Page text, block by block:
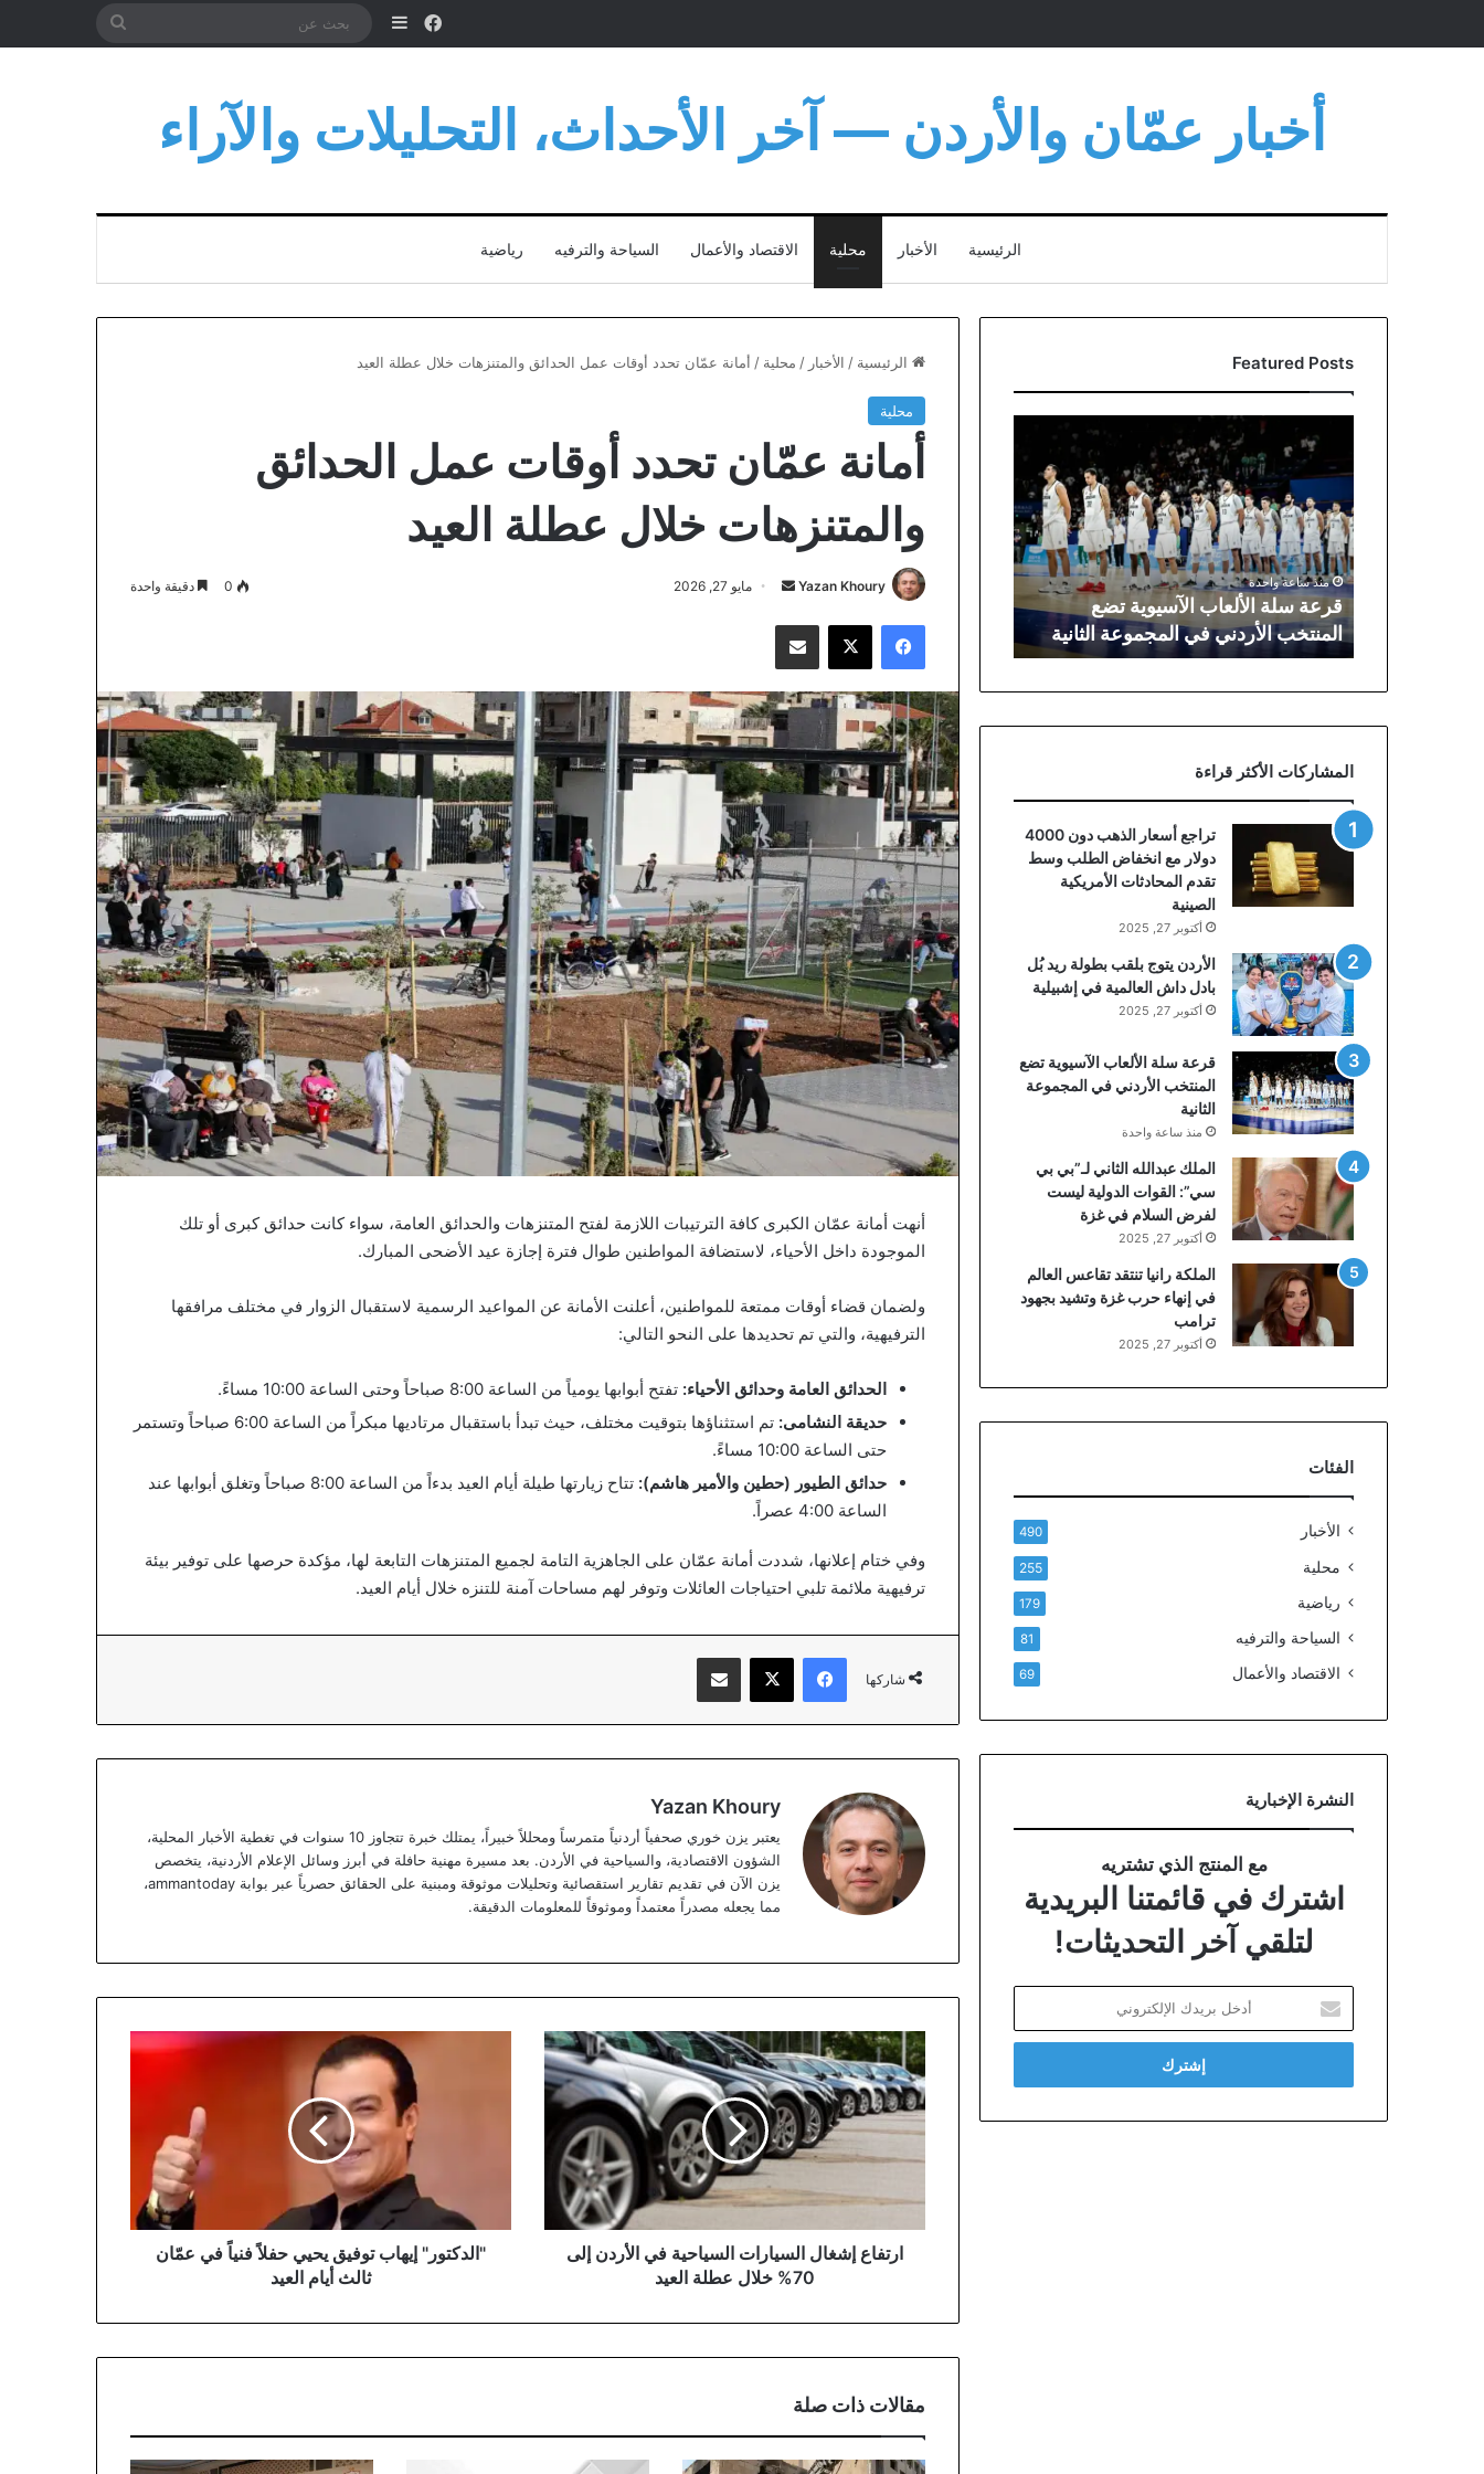
فيسبوكإضافة عمود جانبي
بحث
أخبار عمّان والأردن — آخر الأحداث، التحليلات والآراء
الرئيسية الأخبار محلية الاقتصاد والأعمال السياحة والترفيه رياضية
الرئيسية / الأخبار / محلية / أمانة عمّان تحدد أوقات عمل الحدائق والمتنزهات خلال عطلة العيد
محلية
أمانة عمّان تحدد أوقات عمل الحدائق
والمتنزهات خلال عطلة العيد
Yazan Khoury
أرسل مايو 27, 2026 0 دقيقة واحدة
فيسبوك ‫X مشاركة عبر البريد
أنهت أمانة عمّان الكبرى كافة الترتيبات اللازمة لفتح المتنزهات والحدائق العامة، سواء كانت حدائق كبرى أو تلك
الموجودة داخل الأحياء، لاستضافة المواطنين طوال فترة إجازة عيد الأضحى المبارك.
ولضمان قضاء أوقات ممتعة للمواطنين، أعلنت الأمانة عن المواعيد الرسمية لاستقبال الزوار في مختلف مرافقها
الترفيهية، والتي تم تحديدها على النحو التالي:
الحدائق العامة وحدائق الأحياء: تفتح أبوابها يومياً من الساعة 8:00 صباحاً وحتى الساعة 10:00 مساءً.
حديقة النشامى:
تم استثناؤها بتوقيت مختلف، حيث تبدأ باستقبال مرتاديها مبكراً من الساعة 6:00 صباحاً وتستمر
حتى الساعة 10:00 مساءً.
حدائق الطيور (حطين والأمير هاشم):
تتاح زيارتها طيلة أيام العيد بدءاً من الساعة 8:00 صباحاً وتغلق أبوابها عند
الساعة 4:00 عصراً.
وفي ختام إعلانها، شددت أمانة عمّان على الجاهزية التامة لجميع المتنزهات التابعة لها، مؤكدة حرصها على توفير بيئة
ترفيهية ملائمة تلبي احتياجات العائلات وتوفر لهم مساحات آمنة للتنزه خلال أيام العيد.
شاركها
فيسبوك ‫X مشاركة عبر البريد
Yazan Khoury
يعتبر يزن خوري صحفياً أردنياً متمرساً ومحللاً خبيراً، يمتلك خبرة تتجاوز 10 سنوات في تغطية الأخبار المحلية،
الشؤون الاقتصادية، والسياحية في الأردن. بعد مسيرة مهنية حافلة في أبرز وسائل الإعلام الأردنية، يتخصص
يزن الآن في تقديم تقارير استقصائية وتحليلات موثوقة ومبنية على الحقائق حصرياً عبر بوابة ammantoday،
مما يجعله مصدراً معتمداً وموثوقاً للمعلومات الدقيقة.
ارتفاع
إشغال
السيارات
السياحية
في
الأردن
70%
خلال
عطلةارتفاع إشغال السيارات السياحية في الأردن إلى
70% خلال عطلة العيد
ثالث
"الدكتور" إيهاب توفيق يحيي حفلاً فنياً في عمّان
ثالث أيام العيد
مقالات ذات صلة
Featured Posts
الألعاب
الآسيوية
تضع
المنتخب
الأردني
في
المجموعة
الثانية
منذ ساعة واحدة
قرعة سلة الألعاب الآسيوية تضع
المنتخب الأردني في المجموعة الثانية
المشاركات الأكثر قراءة
تراجع أسعار الذهب دون 4000
دولار مع انخفاض الطلب وسط
تقدم المحادثات الأمريكية
الصينية
أكتوبر 27, 2025
الأردن يتوج بلقب بطولة ريد بُل
بادل داش العالمية في إشبيلية
أكتوبر 27, 2025
قرعة سلة الألعاب الآسيوية تضع
المنتخب الأردني في المجموعة
الثانية
منذ ساعة واحدة
الملك عبدالله الثاني لـ”بي بي
سي”: القوات الدولية ليست
لفرض السلام في غزة
أكتوبر 27, 2025
الملكة رانيا تنتقد تقاعس العالم
في إنهاء حرب غزة وتشيد بجهود
ترامب
أكتوبر 27, 2025
الفئات
الأخبار 490
محلية 255
رياضية 179
السياحة والترفيه 81
الاقتصاد والأعمال 69
النشرة الإخبارية
مع المنتج الذي تشتريه
اشترك في قائمتنا البريدية
لتلقي آخر التحديثات!
بريدك
الإلكتروني